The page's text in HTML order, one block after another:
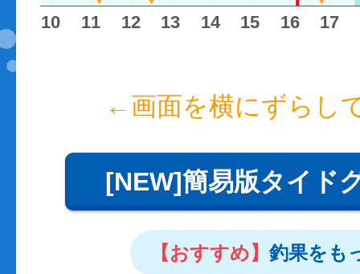
10 11 12 13 14 15 16 17
←画面を横にずらし
[NEW]簡易版タイド
【おすすめ】 釣果をも